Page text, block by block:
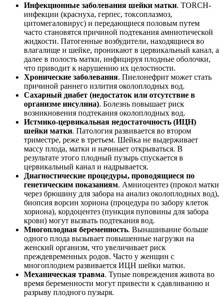
Инфекционные заболевания шейки матки. TORCH-
инфекции (краснуха, герпес, токсоплазмоз,
цитомегаловирус) и передающиеся половым путем
часто становятся причиной подтекания амниотической
жидкости. Патогенные возбудители, находящиеся во
влагалище и шейке, проникают в цервикальный канал, а
далее в полость матки, инфицируя плодные оболочки,
что приводит к нарушению их целостности.
Хронические заболевания. Пиелонефрит может стать
причиной раннего излития околоплодных вод.
Сахарный диабет (недостаток или отсутствие в
организме инсулина). Болезнь повышает риск
возникновения подтекания околоплодных вод.
Истмико-цервикальная недостаточность (ИЦН)
шейки матки. Патология развивается во втором
триместре, реже в третьем. Шейка не выдерживает
массу плода, матки и начинает открываться. В
результате этого плодный пузырь спускается в
цервикальный канал и надрывается.
Диагностические процедуры, проводящиеся по
генетическим показаниям. Амниоцентез (прокол матки
через брюшину для забора на анализ околоплодных вод),
биопсия ворсин хориона (процедура по забору клеток
хориона), кордоцентез (пункция пуповины для забора
крови) могут вызвать подтекания вод.
Многоплодная беременность. Вынашивание больше
одного плода вызывает повышенные нагрузки на
женский организм, что увеличивает риск
преждевременных родов. Часто у женщин с
многоплодием развивается ИЦН шейки матки.
Механическая травма. Тупые повреждения живота во
время беременности могут привести к сдавливанию и
разрыву плодного пузыря.